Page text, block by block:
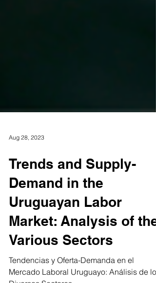
Trends and Supply-
Demand in the
Uruguayan Labor
Market: Analysis of the
Various Sectors
Tendencias y Oferta-Demanda en el